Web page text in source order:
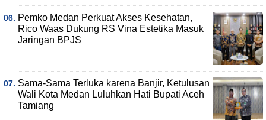
Pemko Medan Perkuat Akses Kesehatan,
Rico Waas Dukung RS Vina Estetika Masuk
Jaringan BPJS
Sama-Sama Terluka karena Banjir, Ketulusan
Wali Kota Medan Luluhkan Hati Bupati Aceh
Tamiang